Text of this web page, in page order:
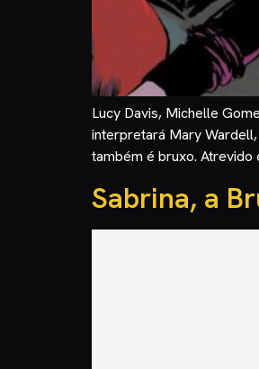
Lucy Davis, Michelle
interpretará Mary
também é bruxo. Atrevido
Sabrina, a